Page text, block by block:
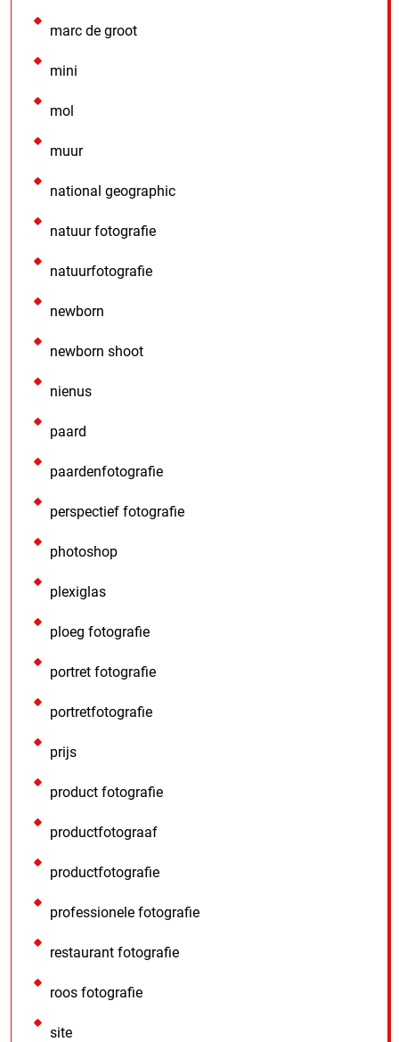
marc de groot
mini
mol
muur
national geographic
natuur fotografie
natuurfotografie
newborn
newborn shoot
nienus
paard
paardenfotografie
perspectief fotografie
photoshop
plexiglas
ploeg fotografie
portret fotografie
portretfotografie
prijs
product fotografie
productfotograaf
productfotografie
professionele fotografie
restaurant fotografie
roos fotografie
site